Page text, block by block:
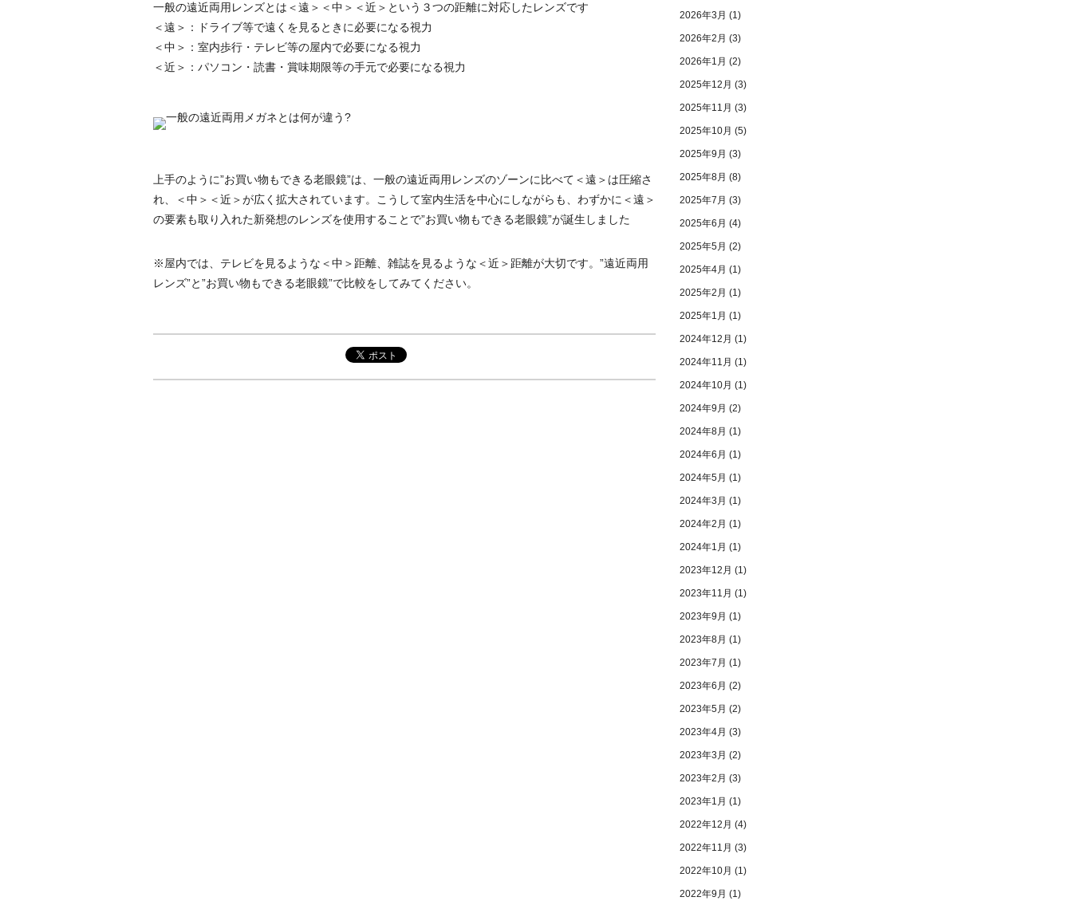
一般の遠近両用レンズとは＜遠＞＜中＞＜近＞という３つの距離に対応したレンズです
＜遠＞：ドライブ等で遠くを見るときに必要になる視力
＜中＞：室内歩行・テレビ等の屋内で必要になる視力
＜近＞：パソコン・読書・賞味期限等の手元で必要になる視力
上手のように”お買い物もできる老眼鏡”は、一般の遠近両用レンズのゾーンに比べて＜遠＞は圧縮さ
れ、＜中＞＜近＞が広く拡大されています。こうして室内生活を中心にしながらも、わずかに＜遠＞
の要素も取り入れた新発想のレンズを使用することで”お買い物もできる老眼鏡”が誕生しました
※屋内では、テレビを見るような＜中＞距離、雑誌を見るような＜近＞距離が大切です。”遠近両用
レンズ”と”お買い物もできる老眼鏡”で比較をしてみてください。
2026年3月 (1)
2026年2月 (3)
2026年1月 (2)
2025年12月 (3)
2025年11月 (3)
2025年10月 (5)
2025年9月 (3)
2025年8月 (8)
2025年7月 (3)
2025年6月 (4)
2025年5月 (2)
2025年4月 (1)
2025年2月 (1)
2025年1月 (1)
2024年12月 (1)
2024年11月 (1)
2024年10月 (1)
2024年9月 (2)
2024年8月 (1)
2024年6月 (1)
2024年5月 (1)
2024年3月 (1)
2024年2月 (1)
2024年1月 (1)
2023年12月 (1)
2023年11月 (1)
2023年9月 (1)
2023年8月 (1)
2023年7月 (1)
2023年6月 (2)
2023年5月 (2)
2023年4月 (3)
2023年3月 (2)
2023年2月 (3)
2023年1月 (1)
2022年12月 (4)
2022年11月 (3)
2022年10月 (1)
2022年9月 (1)